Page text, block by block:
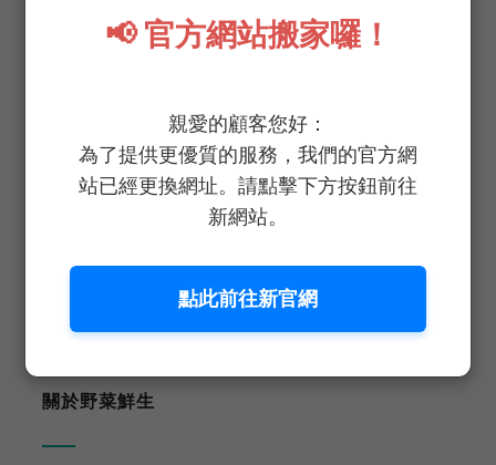
📢 官方網站搬家囉！
親愛的顧客您好：
為了提供更優質的服務，我們的官方網
站已經更換網址。請點擊下方按鈕前往
新網站。
點此前往新官網
無農藥 無病蟲害 低生菌數 低硝酸鹽
免洗即食
關於野菜鮮生